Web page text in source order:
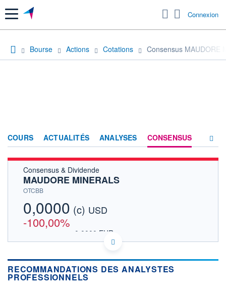
Menu Connexion
Bourse Actions Cotations Consensus MAUDORE
COURS ACTUALITÉS ANALYSES CONSENSUS
Consensus & Dividende
MAUDORE MINERALS
OTCBB
0,0000 (c) USD
-100,00%
0,0000 EUR
DONNÉES TEMPS DIFFÉRÉ
Politique d'exécution
Cotation sur les autres places
RECOMMANDATIONS DES ANALYSTES
PROFESSIONNELS